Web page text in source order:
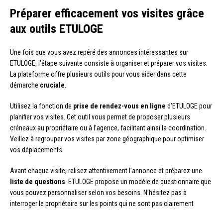
Préparer efficacement vos visites grâce
aux outils ETULOGE
Une fois que vous avez repéré des annonces intéressantes sur
ETULOGE, l’étape suivante consiste à organiser et préparer vos visites.
La plateforme offre plusieurs outils pour vous aider dans cette
démarche cruciale.
Utilisez la fonction de prise de rendez-vous en ligne d’ETULOGE pour
planifier vos visites. Cet outil vous permet de proposer plusieurs
créneaux au propriétaire ou à l’agence, facilitant ainsi la coordination.
Veillez à regrouper vos visites par zone géographique pour optimiser
vos déplacements.
Avant chaque visite, relisez attentivement l’annonce et préparez une
liste de questions. ETULOGE propose un modèle de questionnaire que
vous pouvez personnaliser selon vos besoins. N’hésitez pas à
interroger le propriétaire sur les points qui ne sont pas clairement